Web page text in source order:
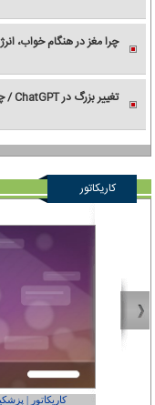
چرا مغز در هنگام خواب،
تغییر بزرگ در ChatGPT / چت متنی نامحدود و رایگان
کاریکاتور
کاریکاتور |